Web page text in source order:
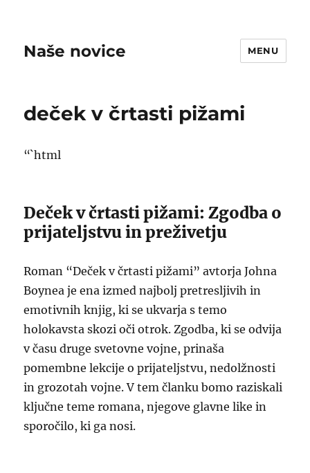
Naše novice MENU
deček v črtasti pižami
“`html
Deček v črtasti pižami: Zgodba o
prijateljstvu in preživetju
Roman “Deček v črtasti pižami” avtorja Johna
Boynea je ena izmed najbolj pretresljivih in
emotivnih knjig, ki se ukvarja s temo
holokavsta skozi oči otrok. Zgodba, ki se odvija
v času druge svetovne vojne, prinaša
pomembne lekcije o prijateljstvu, nedolžnosti
in grozotah vojne. V tem članku bomo raziskali
ključne teme romana, njegove glavne like in
sporočilo, ki ga nosi.